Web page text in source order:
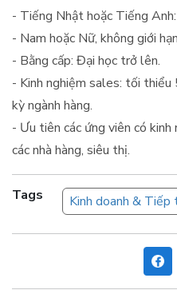
- Tiếng Nhật hoặc Tiếng Anh:
- Nam hoặc Nữ, không giới
- Bằng cấp: Đại học trở lên.
- Kinh nghiệm sales: tối
kỳ ngành hàng.
- Ưu tiên các ứng viên có
các nhà hàng, siêu thị.
Tags Kinh doanh & Tiếp